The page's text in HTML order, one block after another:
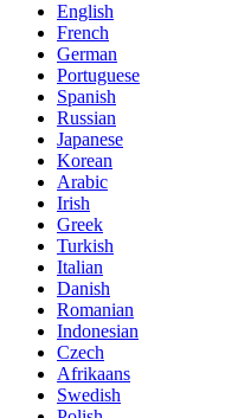
English
French
German
Portuguese
Spanish
Russian
Japanese
Korean
Arabic
Irish
Greek
Turkish
Italian
Danish
Romanian
Indonesian
Czech
Afrikaans
Swedish